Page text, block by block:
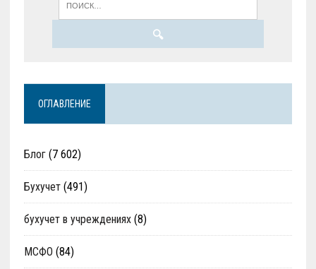
ОГЛАВЛЕНИЕ
Блог(7 602)
Бухучет(491)
бухучет в учреждениях(8)
МСФО (84)